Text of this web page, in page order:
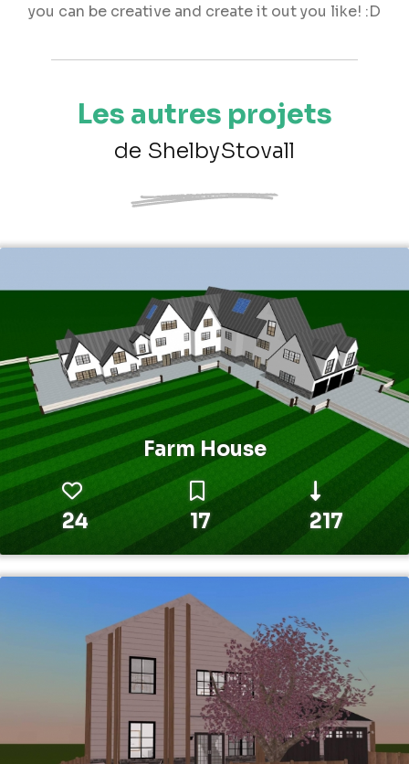
you can be creative and create it out you like! :D
Les autres projets
de ShelbyStovall
Farm House
24 17 217